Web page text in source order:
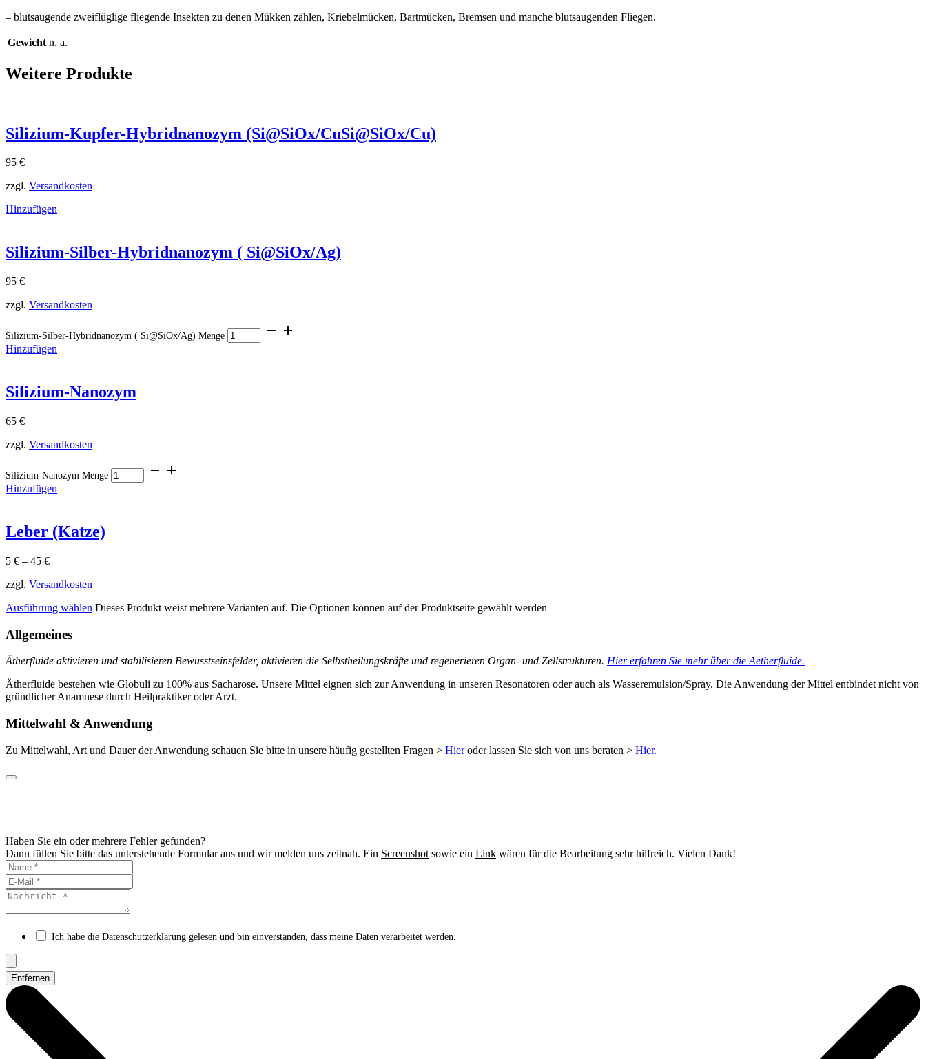
– blutsaugende zweiflüglige fliegende Insekten zu denen Mükken zählen, Kriebelmücken, Bartmücken, Bremsen und manche blutsaugenden Fliegen.
Gewicht n. a.
Weitere Produkte
Silizium-Kupfer-Hybridnanozym (Si@SiOx/CuSi@SiOx​/Cu)
95 €
zzgl. Versandkosten
Hinzufügen
Silizium-Silber-Hybridnanozym ( Si@SiOx/Ag)
95 €
zzgl. Versandkosten
Silizium-Silber-Hybridnanozym ( Si@SiOx/Ag) Menge
Hinzufügen
Silizium-Nanozym
65 €
zzgl. Versandkosten
Silizium-Nanozym Menge
Hinzufügen
Leber (Katze)
5 € – 45 €
zzgl. Versandkosten
Ausführung wählen Dieses Produkt weist mehrere Varianten auf. Die Optionen können auf der Produktseite gewählt werden
Allgemeines
Ätherfluide aktivieren und stabilisieren Bewusstseinsfelder, aktivieren die Selbstheilungskräfte und regenerieren Organ- und Zellstrukturen. Hier erfahren Sie mehr über die Aetherfluide.
Ätherfluide bestehen wie Globuli zu 100% aus Sacharose. Unsere Mittel eignen sich zur Anwendung in unseren Resonatoren oder auch als Wasseremulsion/Spray. Die Anwendung der Mittel entbindet nicht von
gründlicher Anamnese durch Heilpraktiker oder Arzt.
Mittelwahl & Anwendung
Zu Mittelwahl, Art und Dauer der Anwendung schauen Sie bitte in unsere häufig gestellten Fragen > Hieroder lassen Sie sich von uns beraten > Hier.
Haben Sie ein oder mehrere Fehler gefunden?
Dann füllen Sie bitte das unterstehende Formular aus und wir melden uns zeitnah. Ein Screenshot sowie ein Link wären für die Bearbeitung sehr hilfreich. Vielen Dank!
Ich habe die Datenschutzerklärung gelesen und bin einverstanden, dass meine Daten verarbeitet werden.
Entfernen